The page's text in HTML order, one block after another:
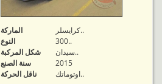
الماركة
كرايسلر..
النوع
300..
شكل المركبة
سيدان..
سنة الصنع
2015
ناقل الحركة
اوتوماتك..